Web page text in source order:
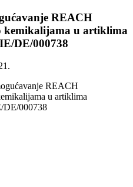
REACH
kemikalijama u artiklima
DE/000738